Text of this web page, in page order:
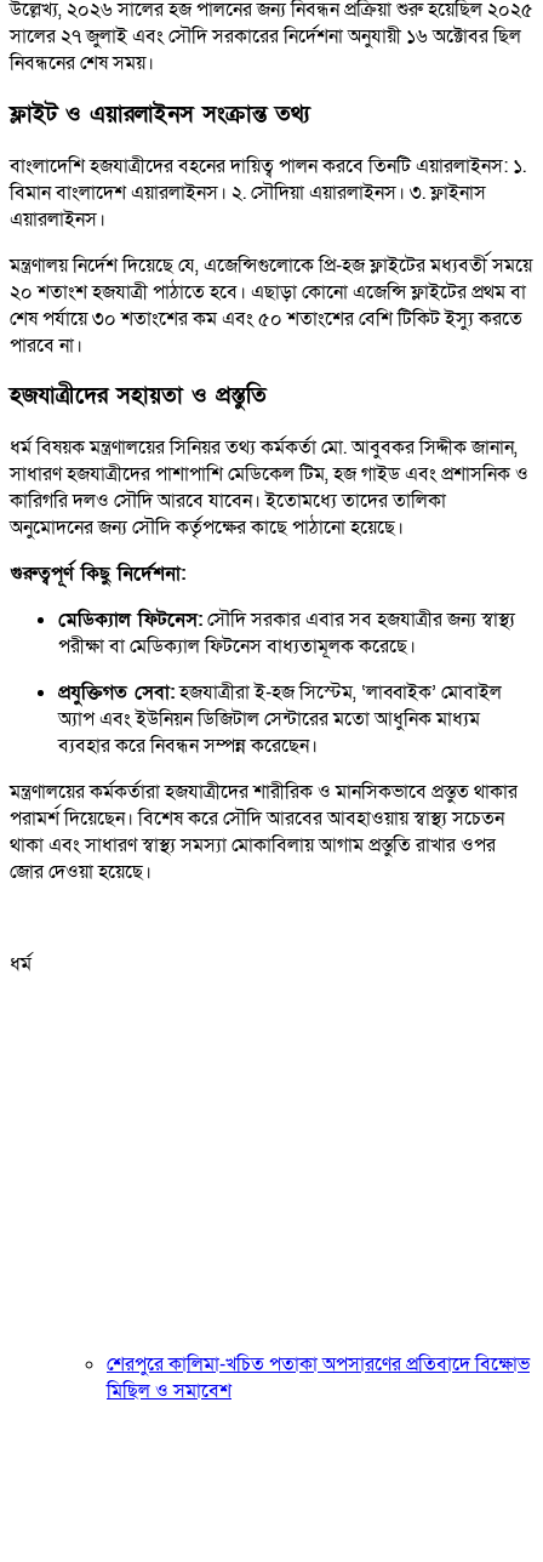
উল্লেখ্য, ২০২৬ সালের হজ পালনের জন্য নিবন্ধন প্রক্রিয়া শুরু হয়েছিল ২০২৫
সালের ২৭ জুলাই এবং সৌদি সরকারের নির্দেশনা অনুযায়ী ১৬ অক্টোবর ছিল
নিবন্ধনের শেষ সময়।
ফ্লাইট ও এয়ারলাইনস সংক্রান্ত তথ্য
বাংলাদেশি হজযাত্রীদের বহনের দায়িত্ব পালন করবে তিনটি এয়ারলাইনস: ১.
বিমান বাংলাদেশ এয়ারলাইনস। ২. সৌদিয়া এয়ারলাইনস। ৩. ফ্লাইনাস
এয়ারলাইনস।
মন্ত্রণালয় নির্দেশ দিয়েছে যে, এজেন্সিগুলোকে প্রি-হজ ফ্লাইটের মধ্যবর্তী সময়ে
২০ শতাংশ হজযাত্রী পাঠাতে হবে। এছাড়া কোনো এজেন্সি ফ্লাইটের প্রথম বা
শেষ পর্যায়ে ৩০ শতাংশের কম এবং ৫০ শতাংশের বেশি টিকিট ইস্যু করতে
পারবে না।
হজযাত্রীদের সহায়তা ও প্রস্তুতি
ধর্ম বিষয়ক মন্ত্রণালয়ের সিনিয়র তথ্য কর্মকর্তা মো. আবুবকর সিদ্দীক জানান,
সাধারণ হজযাত্রীদের পাশাপাশি মেডিকেল টিম, হজ গাইড এবং প্রশাসনিক ও
কারিগরি দলও সৌদি আরবে যাবেন। ইতোমধ্যে তাদের তালিকা
অনুমোদনের জন্য সৌদি কর্তৃপক্ষের কাছে পাঠানো হয়েছে।
গুরুত্বপূর্ণ কিছু নির্দেশনা:
মেডিক্যাল ফিটনেস:সৌদি সরকার এবার সব হজযাত্রীর জন্য স্বাস্থ্য
পরীক্ষা বা মেডিক্যাল ফিটনেস বাধ্যতামূলক করেছে।
প্রযুক্তিগত সেবা:হজযাত্রীরা ই-হজ সিস্টেম, ‘লাব্বাইক’ মোবাইল
অ্যাপ এবং ইউনিয়ন ডিজিটাল সেন্টারের মতো আধুনিক মাধ্যম
ব্যবহার করে নিবন্ধন সম্পন্ন করেছেন।
মন্ত্রণালয়ের কর্মকর্তারা হজযাত্রীদের শারীরিক ও মানসিকভাবে প্রস্তুত থাকার
পরামর্শ দিয়েছেন। বিশেষ করে সৌদি আরবের আবহাওয়ায় স্বাস্থ্য সচেতন
থাকা এবং সাধারণ স্বাস্থ্য সমস্যা মোকাবিলায় আগাম প্রস্তুতি রাখার ওপর
জোর দেওয়া হয়েছে।
ধর্ম
শেরপুরে কালিমা-খচিত পতাকা অপসারণের প্রতিবাদে বিক্ষোভ
মিছিল ও সমাবেশ